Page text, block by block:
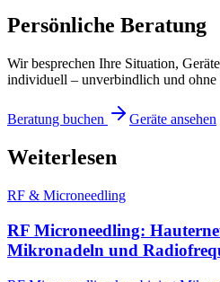
Persönliche Beratung
Wir besprechen Ihre Situation,
individuell – unverbindlich und ohne
Beratung buchen Geräte ansehen
Weiterlesen
RF & Microneedling
RF Microneedling:
Mikronadeln und